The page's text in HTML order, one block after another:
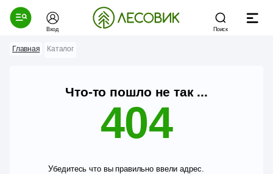
Вход Поиск
Главная Каталог
Что-то пошло не так ...
404
Убедитесь что вы правильно ввели адрес.